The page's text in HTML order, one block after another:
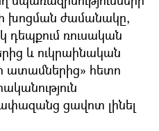
խոցման ժամանակը,
ռուսական
և ուկրաինական
ատամներից» հետո
ցավոտ լինել